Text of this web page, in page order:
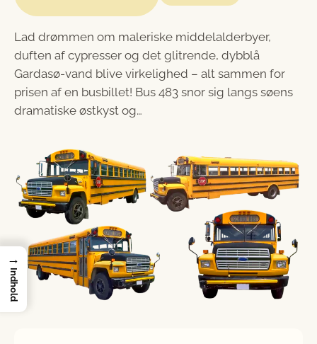
Lad drømmen om maleriske middelalderbyer,
duften af cypresser og det glitrende, dybblå
Gardasø-vand blive virkelighed – alt sammen for
prisen af en busbillet! Bus 483 snor sig langs søens
dramatiske østkyst og…
→
Indhold